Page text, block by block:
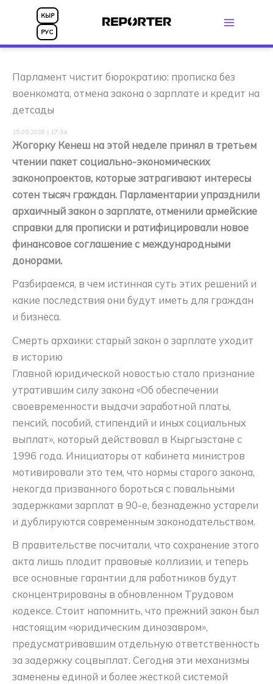
Перейти
содержимому
КЫР
РУС
Парламент чистит бюрократию: прописка без
военкомата, отмена закона о зарплате и кредит на
детсады
15.05.2026 | 17:34
Жогорку Кенеш на этой неделе принял в третьем
чтении пакет социально-экономических
законопроектов, которые затрагивают интересы
сотен тысяч граждан. Парламентарии упразднили
архаичный закон о зарплате, отменили армейские
справки для прописки и ратифицировали новое
финансовое соглашение с международными
донорами.
Разбираемся, в чем истинная суть этих решений и
какие последствия они будут иметь для граждан
и бизнеса.
Смерть архаики: старый закон о зарплате уходит
в историю
Главной юридической новостью стало признание
утратившим силу закона «Об обеспечении
своевременности выдачи заработной платы,
пенсий, пособий, стипендий и иных социальных
выплат», который действовал в Кыргызстане с
1996 года. Инициаторы от кабинета министров
мотивировали это тем, что нормы старого закона,
некогда призванного бороться с повальными
задержками зарплат в 90-е, безнадежно устарели
и дублируются современным законодательством.
В правительстве посчитали, что сохранение этого
акта лишь плодит правовые коллизии, и теперь
все основные гарантии для работников будут
сконцентрированы в обновленном Трудовом
кодексе. Стоит напомнить, что прежний закон был
настоящим «юридическим динозавром»,
предусматривавшим отдельную ответственность
за задержку соцвыплат. Сегодня эти механизмы
заменены единой и более жесткой системой